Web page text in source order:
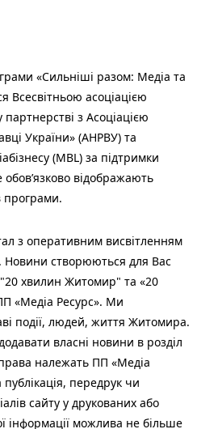
«Сильніші разом: Медіа та
Всесвітньою асоціацією
з Асоціацією
України» (АНРВУ) та
(MBL) за підтримки
обов’язково відображають
програми.
з оперативним висвітленням
Новини створюються для Вас
хвилин Житомир" та «20
«Медіа Ресурс». Ми
події, людей, життя Житомира.
власні новини в розділ
права належать ПП «Медіа
публiкацiя, передрук чи
сайту у друкованих або
інформації можлива не більше